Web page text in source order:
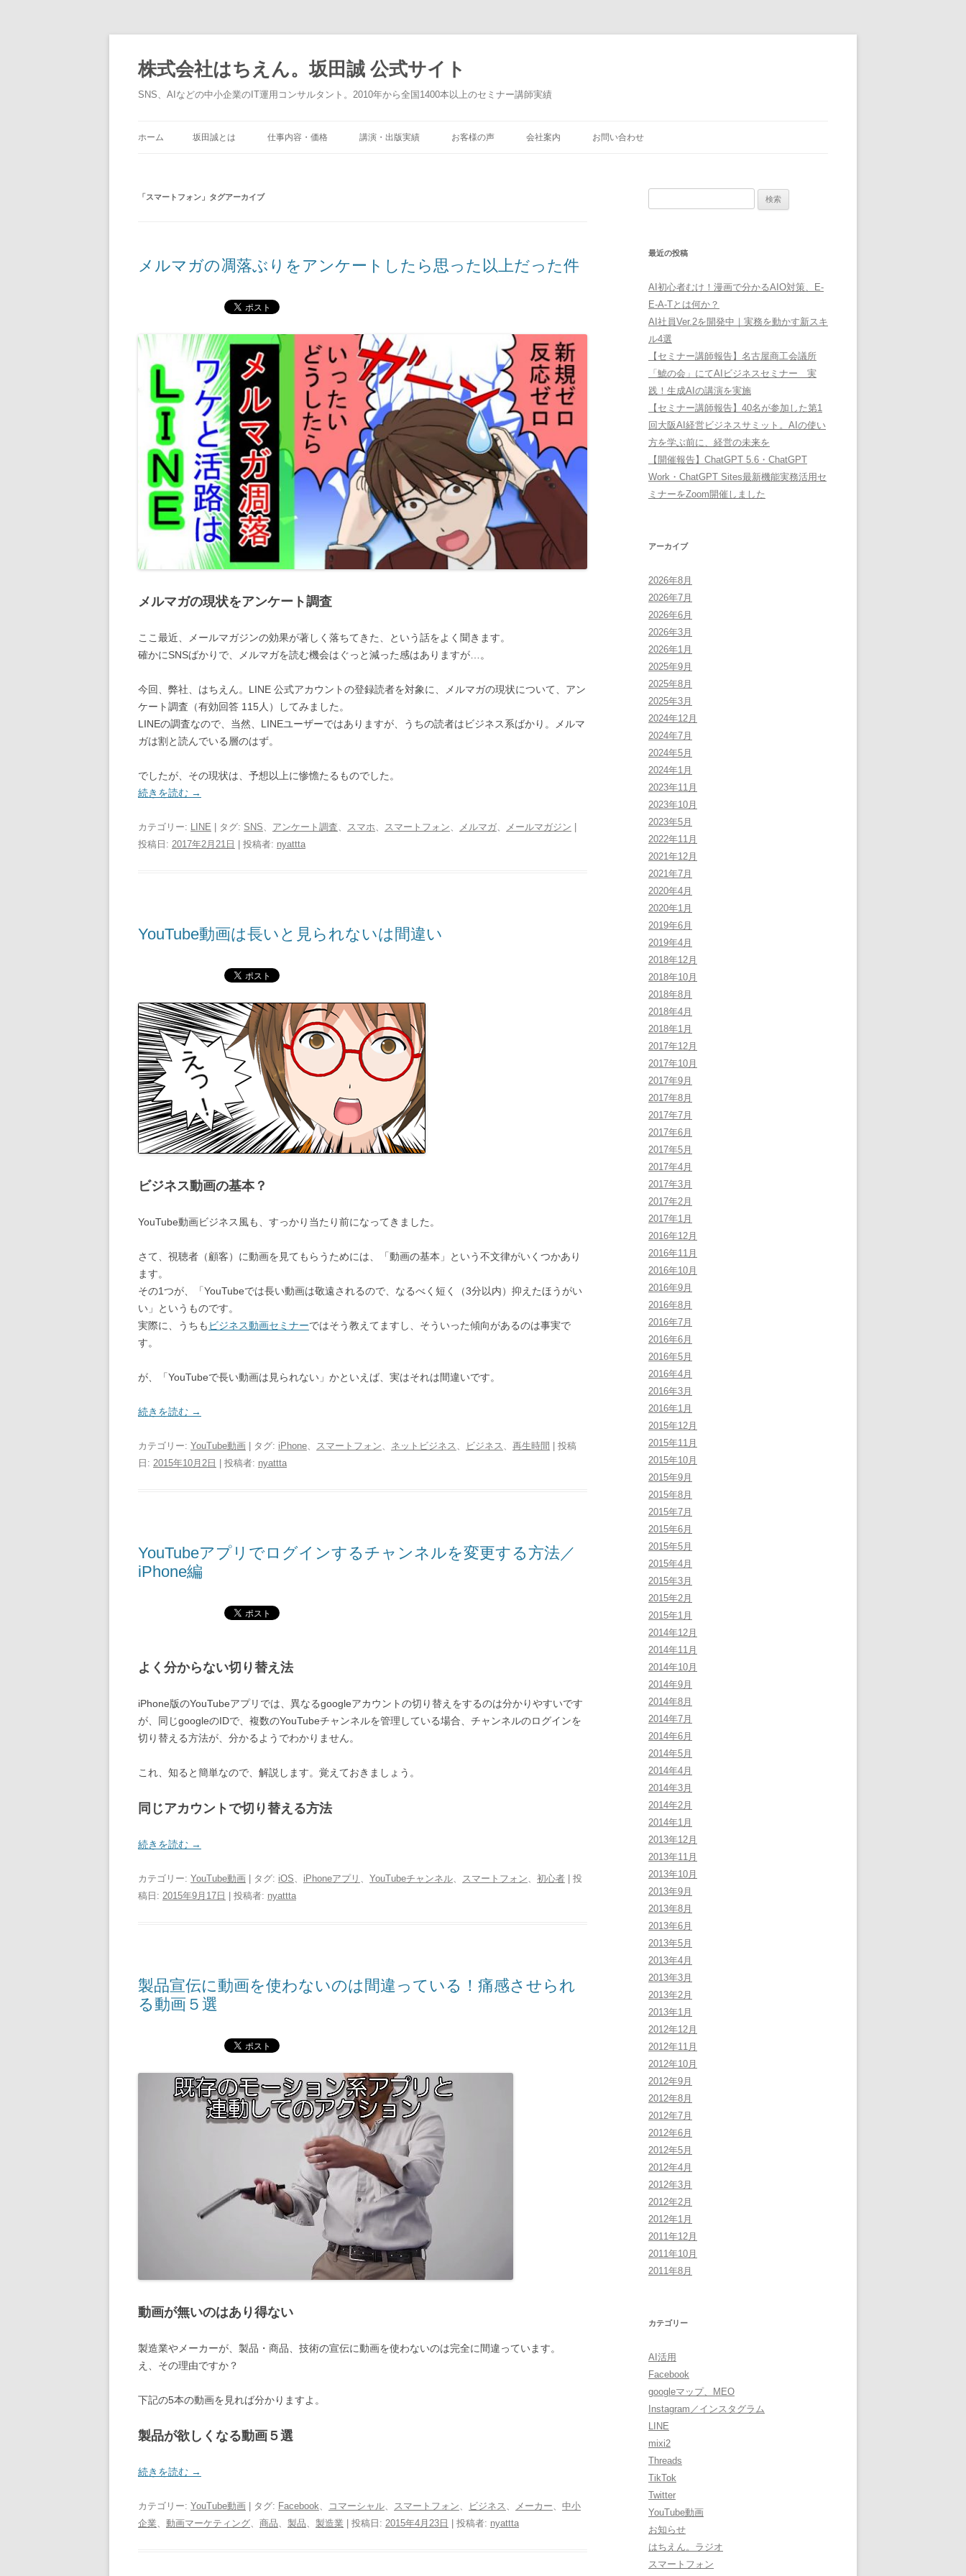
テ
ン
ツ
へ
ス
株式会社はちえん。坂田誠 公式サイト
SNS、AIなどの中小企業のIT運用コンサルタント。2010年から全国1400本以上のセミナー講師実績
ホーム 坂田誠とは 仕事内容・価格 講演・出版実績 お客様の声 会社案内 お問い合わせ
「スマートフォン 」タグアーカイブ
メルマガの凋落ぶりをアンケートしたら思った以上だった件
メルマガの現状をアンケート調査
ここ最近、メールマガジンの効果が著しく落ちてきた、という話をよく聞きます。
確かにSNSばかりで、メルマガを読む機会はぐっと減った感はありますが…。
今回、弊社、はちえん。LINE 公式アカウントの登録読者を対象に、メルマガの現状について、アン
ケート調査（有効回答 115人）してみました。
LINEの調査なので、当然、LINEユーザーではありますが、うちの読者はビジネス系ばかり。メルマ
ガは割と読んでいる層のはず。
でしたが、その現状は、予想以上に惨憺たるものでした。
続きを読む →
カテゴリー: LINE | タグ: SNS アンケート調査 スマホ スマートフォン メルマガ メールマガジン |
投稿日: 2017年2月21日 | 投稿者: nyattta
YouTube動画は長いと見られないは間違い
ビジネス動画の基本？
YouTube動画ビジネス風も、すっかり当たり前になってきました。
さて、視聴者（顧客）に動画を見てもらうためには、「動画の基本」という不文律がいくつかあり
ます。
その1つが、「YouTubeでは長い動画は敬遠されるので、なるべく短く（3分以内）抑えたほうがい
い」というものです。
実際に、うちも ビジネス動画セミナーではそう教えてますし、そういった傾向があるのは事実で
す。
が、「YouTubeで長い動画は見られない」かといえば、実はそれは間違いです。
続きを読む →
カテゴリー: YouTube動画 | タグ: iPhone スマートフォン ネットビジネス ビジネス 再生時間 | 投稿
日: 2015年10月2日 | 投稿者: nyattta
YouTubeアプリでログインするチャンネルを変更する方法／
iPhone編
よく分からない切り替え法
iPhone版のYouTubeアプリでは、異なるgoogleアカウントの切り替えをするのは分かりやすいです
が、同じgoogleのIDで、複数のYouTubeチャンネルを管理している場合、チャンネルのログインを
切り替える方法が、分かるようでわかりません。
これ、知ると簡単なので、解説します。覚えておきましょう。
同じアカウントで切り替える方法
続きを読む →
カテゴリー: YouTube動画 | タグ: iOS iPhoneアプリ YouTubeチャンネル スマートフォン 初心者 | 投
稿日: 2015年9月17日 | 投稿者: nyattta
製品宣伝に動画を使わないのは間違っている！痛感させられ
る動画５選
動画が無いのはあり得ない
製造業やメーカーが、製品・商品、技術の宣伝に動画を使わないのは完全に間違っています。
え、その理由ですか？
下記の5本の動画を見れば分かりますよ。
製品が欲しくなる動画５選
続きを読む →
カテゴリー: YouTube動画 | タグ: Facebook コマーシャル スマートフォン ビジネス メーカー
中小
企業
動画マーケティング 商品 製品 製造業 | 投稿日: 2015年4月23日 | 投稿者: nyattta
最近の投稿
AI初心者むけ！漫画で分かるAIO対策、E-
E-A-Tとは何か？
AI社員Ver.2を開発中｜実務を動かす新スキ
ル4選
【セミナー講師報告】名古屋商工会議所
「鯱の会」にてAIビジネスセミナー 実
践！生成AIの講演を実施
【セミナー講師報告】40名が参加した第1
回大阪AI経営ビジネスサミット。AIの使い
方を学ぶ前に、経営の未来を
【開催報告】ChatGPT 5.6・ChatGPT
Work・ChatGPT Sites最新機能実務活用セ
ミナーをZoom開催しました
アーカイブ
2026年8月
2026年7月
2026年6月
2026年3月
2026年1月
2025年9月
2025年8月
2025年3月
2024年12月
2024年7月
2024年5月
2024年1月
2023年11月
2023年10月
2023年5月
2022年11月
2021年12月
2021年7月
2020年4月
2020年1月
2019年6月
2019年4月
2018年12月
2018年10月
2018年8月
2018年4月
2018年1月
2017年12月
2017年10月
2017年9月
2017年8月
2017年7月
2017年6月
2017年5月
2017年4月
2017年3月
2017年2月
2017年1月
2016年12月
2016年11月
2016年10月
2016年9月
2016年8月
2016年7月
2016年6月
2016年5月
2016年4月
2016年3月
2016年1月
2015年12月
2015年11月
2015年10月
2015年9月
2015年8月
2015年7月
2015年6月
2015年5月
2015年4月
2015年3月
2015年2月
2015年1月
2014年12月
2014年11月
2014年10月
2014年9月
2014年8月
2014年7月
2014年6月
2014年5月
2014年4月
2014年3月
2014年2月
2014年1月
2013年12月
2013年11月
2013年10月
2013年9月
2013年8月
2013年6月
2013年5月
2013年4月
2013年3月
2013年2月
2013年1月
2012年12月
2012年11月
2012年10月
2012年9月
2012年8月
2012年7月
2012年6月
2012年5月
2012年4月
2012年3月
2012年2月
2012年1月
2011年12月
2011年10月
2011年8月
カテゴリー
AI活用
Facebook
googleマップ、MEO
Instagram／インスタグラム
LINE
mixi2
Threads
TikTok
Twitter
YouTube動画
お知らせ
はちえん。ラジオ
スマートフォン